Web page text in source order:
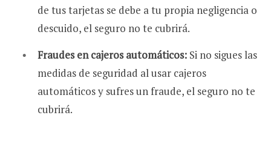
de tus tarjetas se debe a tu propia negligencia o
descuido, el seguro no te cubrirá.
Fraudes en cajeros automáticos: Si no sigues las
medidas de seguridad al usar cajeros
automáticos y sufres un fraude, el seguro no te
cubrirá.